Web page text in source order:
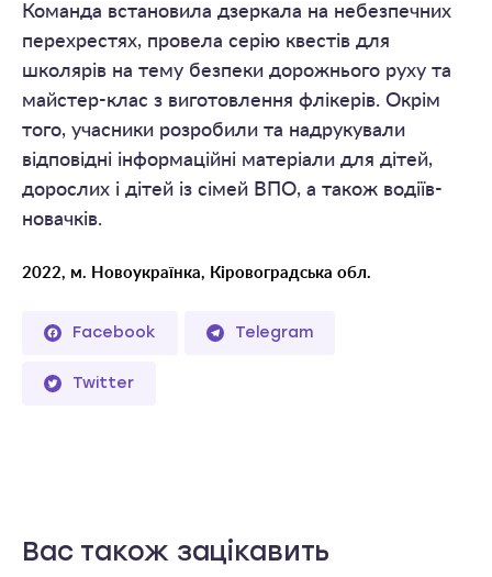
Команда встановила дзеркала на небезпечних
перехрестях, провела серію квестів для
школярів на тему безпеки дорожнього руху та
майстер-клас з виготовлення флікерів. Окрім
того, учасники розробили та надрукували
відповідні інформаційні матеріали для дітей,
дорослих і дітей із сімей ВПО, а також водіїв-
новачків.
2022, м. Новоукраїнка, Кіровоградська обл.
Facebook Telegram
Twitter
Вас також зацікавить